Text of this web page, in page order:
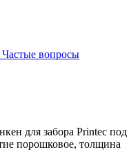
Частые вопросы
для забора Printec под
порошковое, толщина